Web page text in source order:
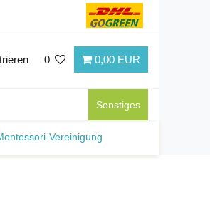
0 0,00 EUR
Sonstiges
Vereinigung